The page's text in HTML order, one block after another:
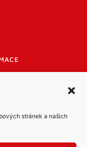
stránek a našich